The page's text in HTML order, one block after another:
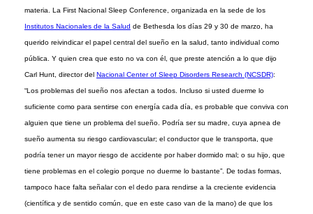
materia. La First Nacional Sleep Conference, organizada en la sede de los
Institutos Nacionales de la Salud de Bethesda los días 29 y 30 de marzo, ha
querido reivindicar el papel central del sueño en la salud, tanto individual como
pública. Y quien crea que esto no va con él, que preste atención a lo que dijo
Carl Hunt, director del Nacional Center of Sleep Disorders Research (NCSDR):
“Los problemas del sueño nos afectan a todos. Incluso si usted duerme lo
suficiente como para sentirse con energía cada día, es probable que conviva con
alguien que tiene un problema del sueño. Podría ser su madre, cuya apnea de
sueño aumenta su riesgo cardiovascular; el conductor que le transporta, que
podría tener un mayor riesgo de accidente por haber dormido mal; o su hijo, que
tiene problemas en el colegio porque no duerme lo bastante”. De todas formas,
tampoco hace falta señalar con el dedo para rendirse a la creciente evidencia
(científica y de sentido común, que en este caso van de la mano) de que los